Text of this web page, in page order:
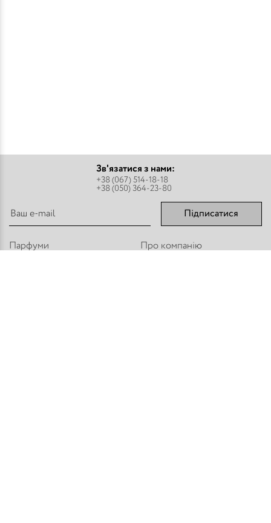
Зв'язатися з нами:
+38 (067) 514-18-18
+38 (050) 364-23-80
Підписатися
Парфуми
Про компанію